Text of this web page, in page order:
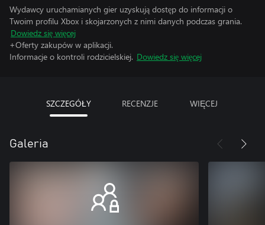
Wydawcy uruchamianych gier uzyskują dostęp do informacji o
Twoim profilu Xbox i skojarzonych z nimi danych podczas grania.
Dowiedz się więcej
+Oferty zakupów w aplikacji.
Informacje o kontroli rodzicielskiej. Dowiedz się więcej
SZCZEGÓŁY RECENZJE WIĘCEJ
Galeria